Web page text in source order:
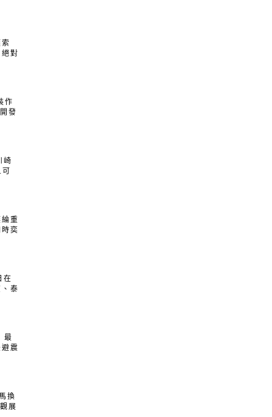
對
作
發
崎
重
奕
在
泰
最
震
換
展